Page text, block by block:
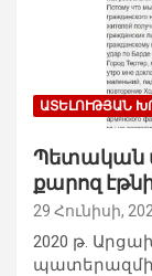
ԱՏԵԼՈՒԹՅԱՆ
Պետական
քարոզ
29 Հունիսի,
2020 թ.
պատերազմի